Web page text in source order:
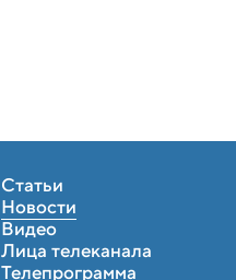
Статьи
Новости
Видео
Лица телеканала
Телепрограмма